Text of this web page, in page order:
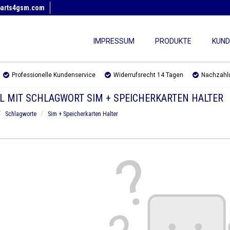
IMPRESSUM PRODUKTE
Professionelle Kundenservice Widerrufsrecht 14 Tagen
MIT SCHLAGWORT SIM + SPEICHERKARTEN HALTER
Schlagworte Sim + Speicherkarten Halter